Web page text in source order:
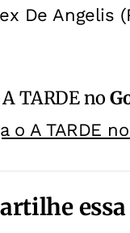
De Angelis
A TARDE no
o A TARDE